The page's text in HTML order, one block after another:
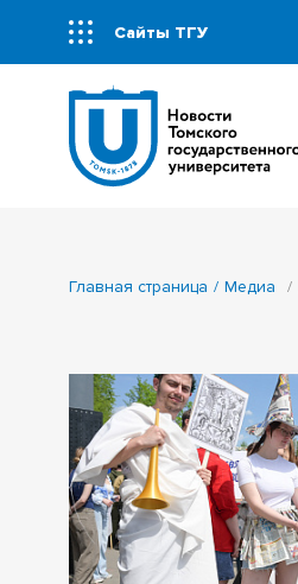
Сайты ТГУ
Главная страница Медиа